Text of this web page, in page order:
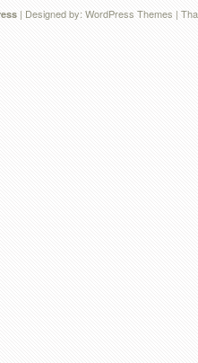
| Designed by:WordPress Themes |